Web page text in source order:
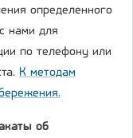
определенного
нами для
по телефону или
К методам
об